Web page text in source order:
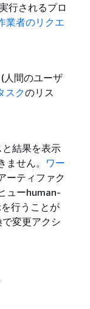
行されるプロ
業者のリクエ
人間のユーザ
スクのリス
結果を表示
せん。
ワー
ーティファク
ューhuman-
行うことが
変更アクシ